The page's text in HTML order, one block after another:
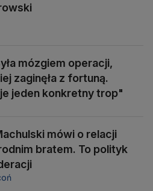
mózgiem operacji,
zaginęła z fortuną.
jeden konkretny trop"
mówi o relacji
bratem. To polityk